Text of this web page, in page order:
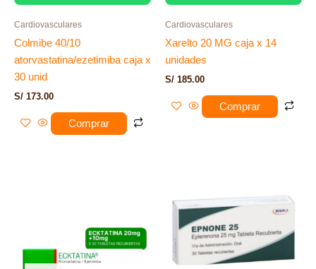
Cardiovasculares
Colmibe 40/10
atorvastatina/ezetimiba caja x
30 unid
S/ 173.00
Comprar
Cardiovasculares
Xarelto 20 MG caja x 14
unidades
S/ 185.00
Comprar